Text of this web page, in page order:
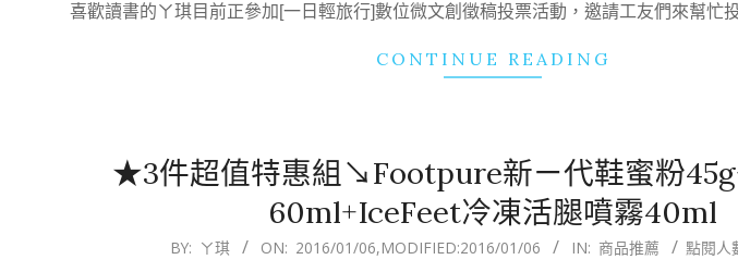
喜歡讀書的ㄚ琪目前正參加[一日輕旅行]數位微文創徵稿投票活動，邀請工友們來幫忙
CONTINUE READING
★3件超值特惠組↘Footpure新ㄧ代鞋蜜粉
60ml+IceFeet冷凍活腿噴霧40ml
BY: ㄚ琪 ON: 2016/01/06,MODIFIED:2016/01/06 IN: 商品推薦 點閱人